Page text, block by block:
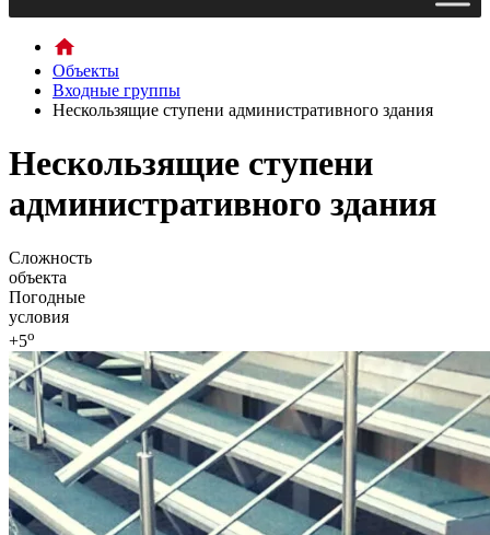
Объекты
Входные группы
Нескользящие ступени административного здания
Нескользящие ступени
административного здания
Сложность
объекта
Погодные
условия
+5o